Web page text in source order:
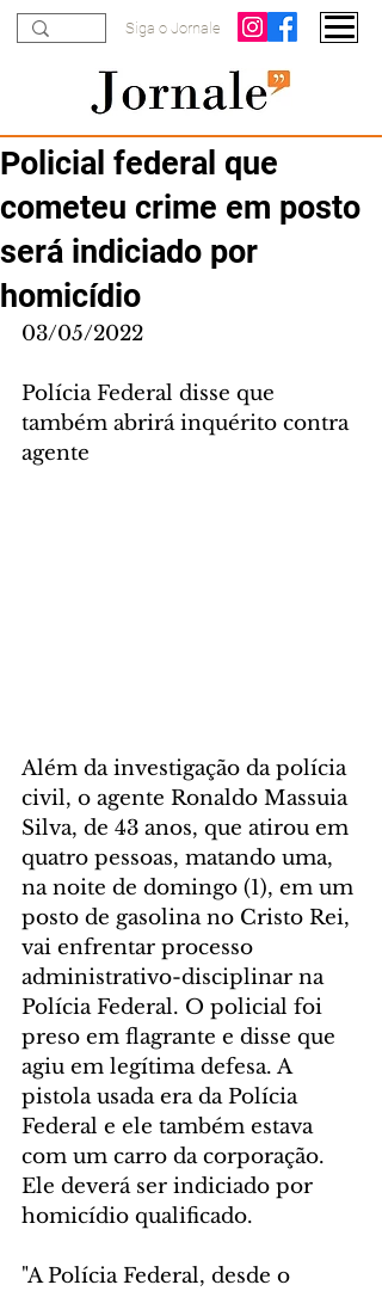
Siga o Jornale
Policial federal que
cometeu crime em posto
será indiciado por
homicídio
03/05/2022
Polícia Federal disse que
também abrirá inquérito contra
agente
Além da investigação da polícia
civil, o agente Ronaldo Massuia
Silva, de 43 anos, que atirou em
quatro pessoas, matando uma,
na noite de domingo (1), em um
posto de gasolina no Cristo Rei,
vai enfrentar processo
administrativo-disciplinar na
Polícia Federal. O policial foi
preso em flagrante e disse que
agiu em legítima defesa. A
pistola usada era da Polícia
Federal e ele também estava
com um carro da corporação.
Ele deverá ser indiciado por
homicídio qualificado.
"A Polícia Federal, desde o